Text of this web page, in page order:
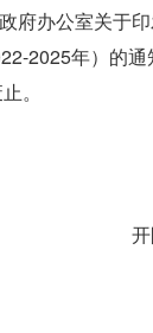
府办公室关于
2025年）的
。